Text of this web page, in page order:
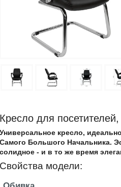
Кресло для
Универсальное кресло,
Самого Большого Начальника.
солидное - и в то же время
Свойства модели: